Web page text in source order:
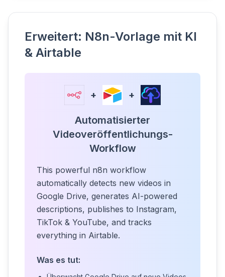
Erweitert: N8n-Vorlage mit KI
& Airtable
+ +
Automatisierter
Videoveröffentlichungs-
Workflow
This powerful n8n workflow
automatically detects new videos in
Google Drive, generates AI-powered
descriptions, publishes to Instagram,
TikTok & YouTube, and tracks
everything in Airtable.
Was es tut: